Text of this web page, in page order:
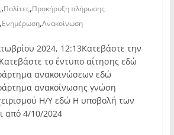
,Πολίτες,Προκήρυξη πλήρωσης
Ενημέρωση,Ανακοίνωση
2024, 12:13Κατεβάστε την
το έντυπο αίτησης εδώ
ανακοινώσεων εδώ
ανακοίνωσης γνώση
Η/Υ εδώ Η υποβολή των
από 4/10/2024